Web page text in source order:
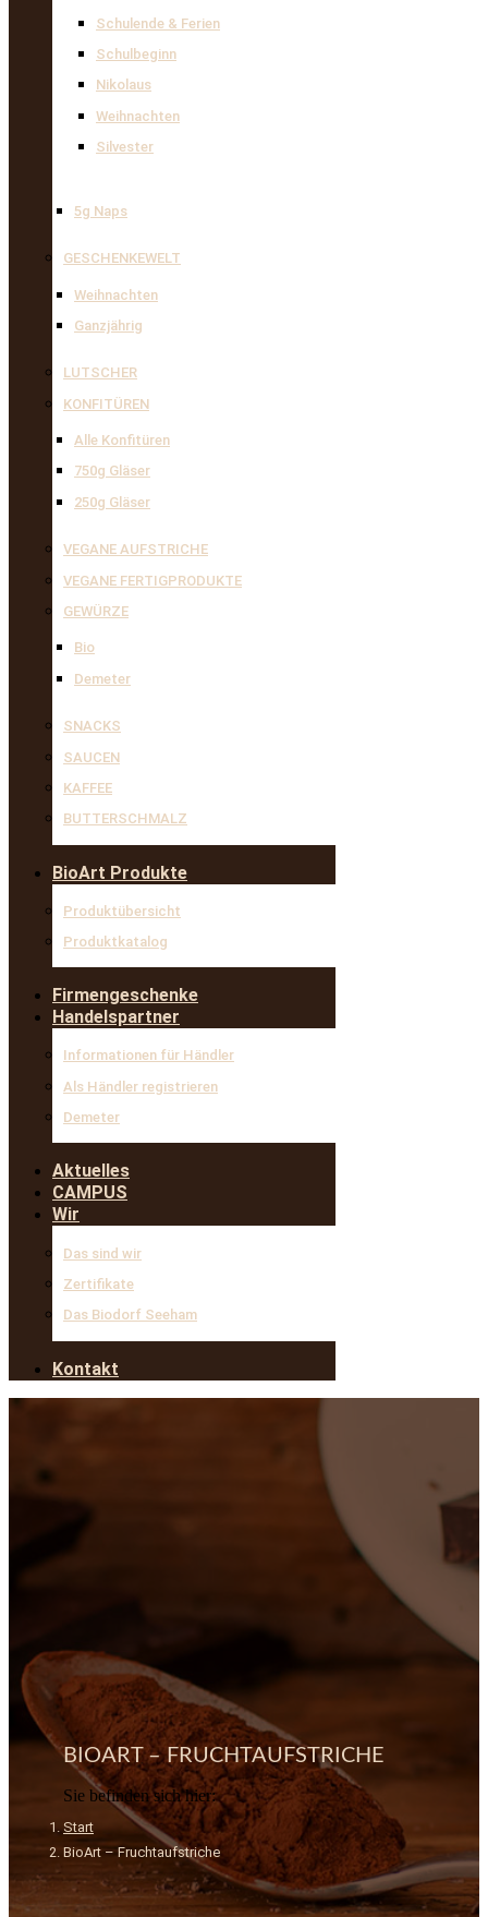
Schulende & Ferien
Schulbeginn
Nikolaus
Weihnachten
Silvester
5g Naps
GESCHENKEWELT
Weihnachten
Ganzjährig
LUTSCHER
KONFITÜREN
Alle Konfitüren
750g Gläser
250g Gläser
VEGANE AUFSTRICHE
VEGANE FERTIGPRODUKTE
GEWÜRZE
Bio
Demeter
SNACKS
SAUCEN
KAFFEE
BUTTERSCHMALZ
BioArt Produkte
Produktübersicht
Produktkatalog
Firmengeschenke
Handelspartner
Informationen für Händler
Als Händler registrieren
Demeter
Aktuelles
CAMPUS
Wir
Das sind wir
Zertifikate
Das Biodorf Seeham
Kontakt
BIOART – FRUCHTAUFSTRICHE
Sie befinden sich hier:
Start
BioArt – Fruchtaufstriche